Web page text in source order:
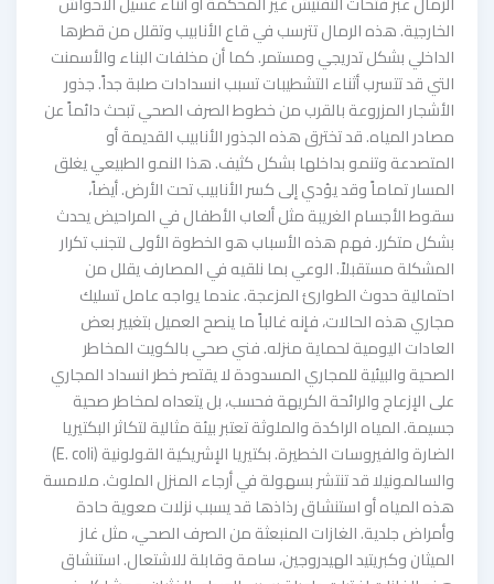
الخارجية. هذه الرمال تترسب في قاع الأنابيب وتقلل من قطرها
الداخلي بشكل تدريجي ومستمر. كما أن مخلفات البناء والأسمنت
التي قد تتسرب أثناء التشطيبات تسبب انسدادات صلبة جداً. جذور
الأشجار المزروعة بالقرب من خطوط الصرف الصحي تبحث دائماً عن
مصادر المياه. قد تخترق هذه الجذور الأنابيب القديمة أو
المتصدعة وتنمو بداخلها بشكل كثيف. هذا النمو الطبيعي يغلق
المسار تماماً وقد يؤدي إلى كسر الأنابيب تحت الأرض. أيضاً،
سقوط الأجسام الغريبة مثل ألعاب الأطفال في المراحيض يحدث
بشكل متكرر. فهم هذه الأسباب هو الخطوة الأولى لتجنب تكرار
المشكلة مستقبلاً. الوعي بما نلقيه في المصارف يقلل من
احتمالية حدوث الطوارئ المزعجة. عندما يواجه عامل تسليك
مجاري هذه الحالات، فإنه غالباً ما ينصح العميل بتغيير بعض
العادات اليومية لحماية منزله. فني صحي بالكويت المخاطر
الصحية والبيئية للمجاري المسدودة لا يقتصر خطر انسداد المجاري
على الإزعاج والرائحة الكريهة فحسب، بل يتعداه لمخاطر صحية
جسيمة. المياه الراكدة والملوثة تعتبر بيئة مثالية لتكاثر البكتيريا
الضارة والفيروسات الخطيرة. بكتيريا الإشريكية القولونية (E. coli)
والسالمونيلا قد تنتشر بسهولة في أرجاء المنزل الملوث. ملامسة
هذه المياه أو استنشاق رذاذها قد يسبب نزلات معوية حادة
وأمراض جلدية. الغازات المنبعثة من الصرف الصحي، مثل غاز
الميثان وكبريتيد الهيدروجين، سامة وقابلة للاشتعال. استنشاق